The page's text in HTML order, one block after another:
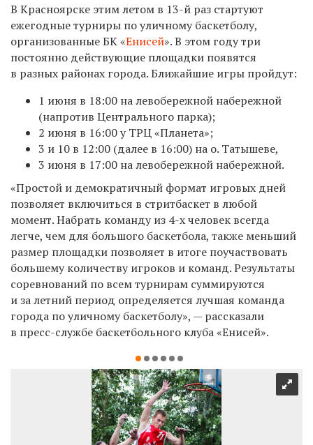
В Красноярске этим летом в 13-й раз стартуют
ежегодные турниры по уличному баскетболу,
организованные БК «Енисей». В этом году три
постоянно действующие площадки появятся
в разных районах города. Ближайшие игры пройдут:
1 июня в 18:00 на левобережной набережной
(напротив Центрального парка);
2 июня в 16:00 у ТРЦ «Планета»;
3 и 10 в 12:00 (далее в 16:00) на о. Татышеве,
3 июня в 17:00 на левобережной набережной.
«Простой и демократичный формат игровых дней
позволяет включиться в стритбаскет в любой
момент. Набрать команду из 4-х человек всегда
легче, чем для большого баскетбола, также меньший
размер площадки позволяет в итоге поучаствовать
большему количеству игроков и команд. Результаты
соревнований по всем турнирам суммируются
и за летний период определяется лучшая команда
города по уличному баскетболу», — рассказали
в пресс-службе баскетбольного клуба «Енисей».